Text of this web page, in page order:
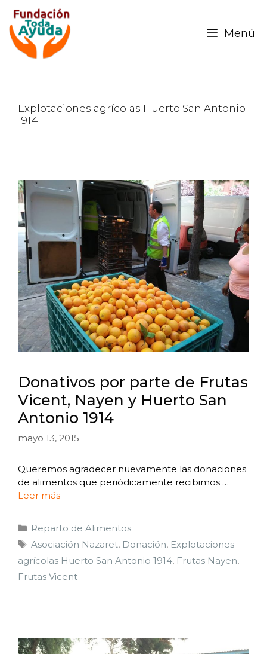
Menú
Explotaciones agrícolas Huerto San Antonio
1914
Donativos por parte de Frutas
Vicent, Nayen y Huerto San
Antonio 1914
mayo 13, 2015
Queremos agradecer nuevamente las donaciones
de alimentos que periódicamente recibimos …
Leer más
Reparto de Alimentos
Asociación Nazaret, Donación, Explotaciones
agrícolas Huerto San Antonio 1914, Frutas Nayen,
Frutas Vicent